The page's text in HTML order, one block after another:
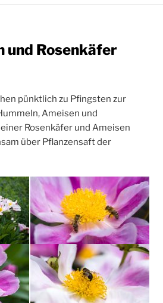
und Rosenkäfer
pünktlich zu Pfingsten zur
Ameisen und
Rosenkäfer und Ameisen
über Pflanzensaft der